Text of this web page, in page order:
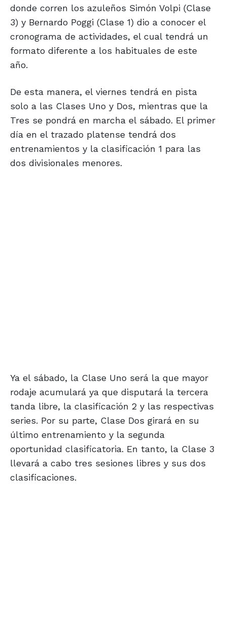
donde corren los azuleños Simón Volpi (Clase
3) y Bernardo Poggi (Clase 1) dio a conocer el
cronograma de actividades, el cual tendrá un
formato diferente a los habituales de este
año.
De esta manera, el viernes tendrá en pista
solo a las Clases Uno y Dos, mientras que la
Tres se pondrá en marcha el sábado. El primer
día en el trazado platense tendrá dos
entrenamientos y la clasificación 1 para las
dos divisionales menores.
Ya el sábado, la Clase Uno será la que mayor
rodaje acumulará ya que disputará la tercera
tanda libre, la clasificación 2 y las respectivas
series. Por su parte, Clase Dos girará en su
último entrenamiento y la segunda
oportunidad clasificatoria. En tanto, la Clase 3
llevará a cabo tres sesiones libres y sus dos
clasificaciones.